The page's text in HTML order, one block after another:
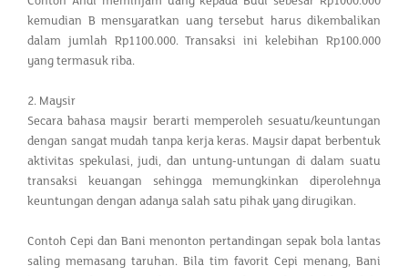
kemudian B mensyaratkan uang tersebut harus dikembalikan
dalam jumlah Rp1100.000. Transaksi ini kelebihan Rp100.000
yang termasuk riba.
2. Maysir
Secara bahasa maysir berarti memperoleh sesuatu/keuntungan
dengan sangat mudah tanpa kerja keras. Maysir dapat berbentuk
aktivitas spekulasi, judi, dan untung-untungan di dalam suatu
transaksi keuangan sehingga memungkinkan diperolehnya
keuntungan dengan adanya salah satu pihak yang dirugikan.
Contoh Cepi dan Bani menonton pertandingan sepak bola lantas
saling memasang taruhan. Bila tim favorit Cepi menang, Bani